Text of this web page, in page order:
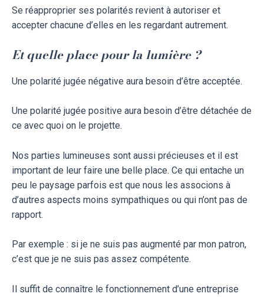
Se réapproprier ses polarités revient à autoriser et
accepter chacune d’elles en les regardant autrement.
Et quelle place pour la lumière ?
Une polarité jugée négative aura besoin d’être acceptée.
Une polarité jugée positive aura besoin d’être détachée de
ce avec quoi on le projette.
Nos parties lumineuses sont aussi précieuses et il est
important de leur faire une belle place. Ce qui entache un
peu le paysage parfois est que nous les associons à
d’autres aspects moins sympathiques ou qui n’ont pas de
rapport.
Par exemple : si je ne suis pas augmenté par mon patron,
c’est que je ne suis pas assez compétente.
Il suffit de connaître le fonctionnement d’une entreprise